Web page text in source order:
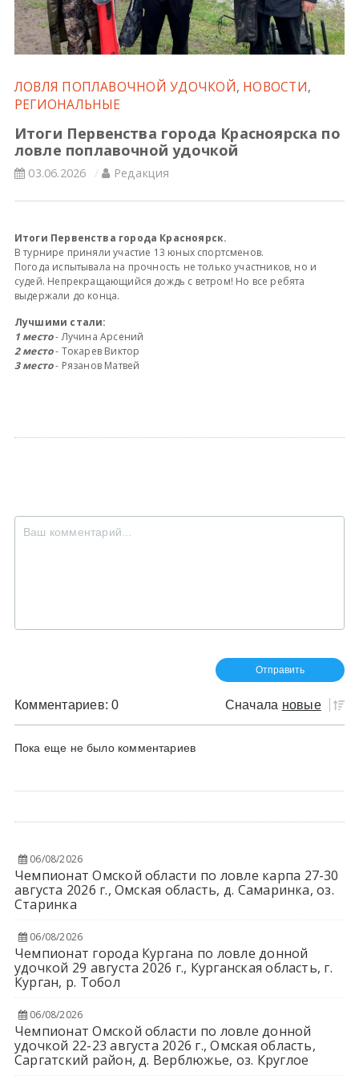
ЛОВЛЯ ПОПЛАВОЧНОЙ УДОЧКОЙ, НОВОСТИ,
РЕГИОНАЛЬНЫЕ
Итоги Первенства города Красноярска по
ловле поплавочной удочкой
03.06.2026 Редакция
Итоги Первенства города Красноярск.
В турнире приняли участие 13 юных спортсменов.
Погода испытывала на прочность не только участников, но и
судей. Непрекращающийся дождь с ветром! Но все ребята
выдержали до конца.
Лучшими стали:
1 место- Лучина Арсений
2 место- Токарев Виктор
3 место- Рязанов Матвей
Комментариев: 0 Сначала новые
Пока еще не было комментариев
06/08/2026
Чемпионат Омской области по ловле карпа 27-30
августа 2026 г., Омская область, д. Самаринка, оз.
Старинка
06/08/2026
Чемпионат города Кургана по ловле донной
удочкой 29 августа 2026 г., Курганская область, г.
Курган, р. Тобол
06/08/2026
Чемпионат Омской области по ловле донной
удочкой 22-23 августа 2026 г., Омская область,
Саргатский район, д. Верблюжье, оз. Круглое
Всероссийские правила